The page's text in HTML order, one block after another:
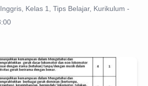
Kelas 1, Tips Belajar, Kurikulum -